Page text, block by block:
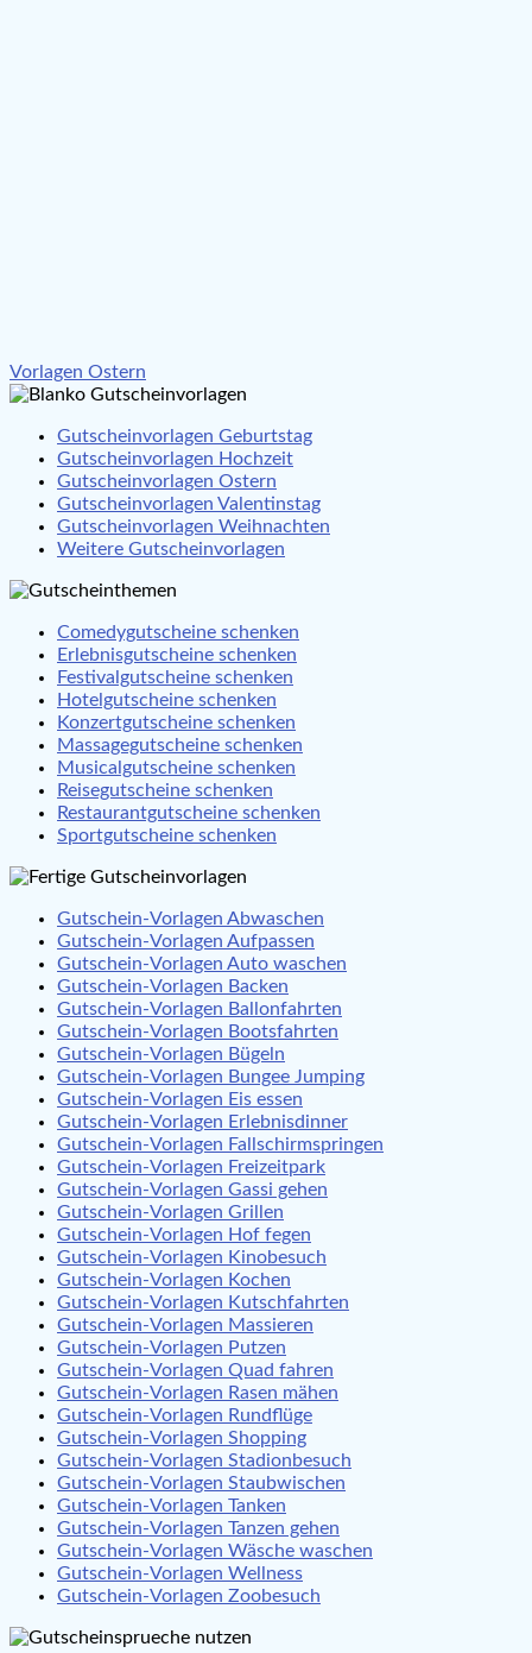
Beitragsnavigation
Vorlagen Ostern
Gutscheinvorlagen Geburtstag
Gutscheinvorlagen Hochzeit
Gutscheinvorlagen Ostern
Gutscheinvorlagen Valentinstag
Gutscheinvorlagen Weihnachten
Weitere Gutscheinvorlagen
Comedygutscheine schenken
Erlebnisgutscheine schenken
Festivalgutscheine schenken
Hotelgutscheine schenken
Konzertgutscheine schenken
Massagegutscheine schenken
Musicalgutscheine schenken
Reisegutscheine schenken
Restaurantgutscheine schenken
Sportgutscheine schenken
Gutschein-Vorlagen Abwaschen
Gutschein-Vorlagen Aufpassen
Gutschein-Vorlagen Auto waschen
Gutschein-Vorlagen Backen
Gutschein-Vorlagen Ballonfahrten
Gutschein-Vorlagen Bootsfahrten
Gutschein-Vorlagen Bügeln
Gutschein-Vorlagen Bungee Jumping
Gutschein-Vorlagen Eis essen
Gutschein-Vorlagen Erlebnisdinner
Gutschein-Vorlagen Fallschirmspringen
Gutschein-Vorlagen Freizeitpark
Gutschein-Vorlagen Gassi gehen
Gutschein-Vorlagen Grillen
Gutschein-Vorlagen Hof fegen
Gutschein-Vorlagen Kinobesuch
Gutschein-Vorlagen Kochen
Gutschein-Vorlagen Kutschfahrten
Gutschein-Vorlagen Massieren
Gutschein-Vorlagen Putzen
Gutschein-Vorlagen Quad fahren
Gutschein-Vorlagen Rasen mähen
Gutschein-Vorlagen Rundflüge
Gutschein-Vorlagen Shopping
Gutschein-Vorlagen Stadionbesuch
Gutschein-Vorlagen Staubwischen
Gutschein-Vorlagen Tanken
Gutschein-Vorlagen Tanzen gehen
Gutschein-Vorlagen Wäsche waschen
Gutschein-Vorlagen Wellness
Gutschein-Vorlagen Zoobesuch